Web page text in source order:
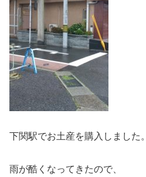
下関駅でお土産を購入しました。
雨が酷くなってきたので、